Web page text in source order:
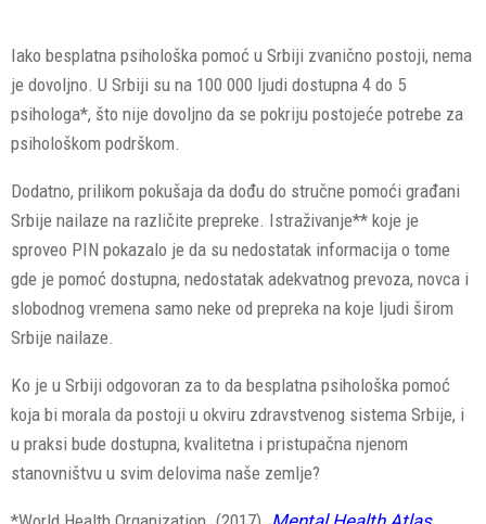
Iako besplatna psihološka pomoć u Srbiji zvanično postoji, nema
je dovoljno. U Srbiji su na 100 000 ljudi dostupna 4 do 5
psihologa*, što nije dovoljno da se pokriju postojeće potrebe za
psihološkom podrškom.
Dodatno, prilikom pokušaja da dođu do stručne pomoći građani
Srbije nailaze na različite prepreke. Istraživanje** koje je
sproveo PIN pokazalo je da su nedostatak informacija o tome
gde je pomoć dostupna, nedostatak adekvatnog prevoza, novca i
slobodnog vremena samo neke od prepreka na koje ljudi širom
Srbije nailaze.
Ko je u Srbiji odgovoran za to da besplatna psihološka pomoć
koja bi morala da postoji u okviru zdravstvenog sistema Srbije, i
u praksi bude dostupna, kvalitetna i pristupačna njenom
stanovništvu u svim delovima naše zemlje?